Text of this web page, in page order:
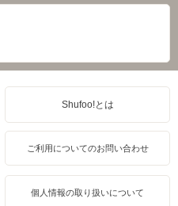
Shufoo!とは
ご利用についてのお問い合わせ
個人情報の取り扱いについて